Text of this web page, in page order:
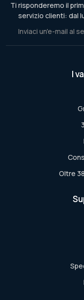
Ti risponderemo il
servizio clienti: dal
Inviaci un'e-mail al
I
Oltre